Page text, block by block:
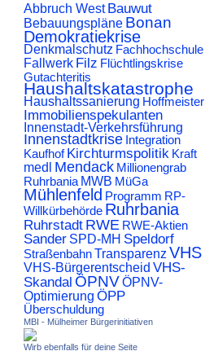
Abbruch West Bauwut
Bebauungspläne Bonan
Demokratiekrise
Denkmalschutz Fachhochschule
Fallwerk Filz Flüchtlingskrise
Gutachteritis
Haushaltskatastrophe
Haushaltssanierung Hoffmeister
Immobilienspekulanten
Innenstadt-Verkehrsführung
Innenstadtkrise Integration
Kaufhof Kirchturmspolitik Kraft
medl Mendack Millionengrab
Ruhrbania MWB MüGa
Mühlenfeld Programm RP-
Willkürbehörde Ruhrbania
Ruhrstadt RWE RWE-Aktien
Sander SPD-MH Speldorf
StraßenbahnTransparenz VHS
VHS-Bürgerentscheid VHS-
Skandal ÖPNVÖPNV-
Optimierung ÖPP
Überschuldung
MBI - Mülheimer Bürgerinitiativen
Wirb ebenfalls für deine Seite